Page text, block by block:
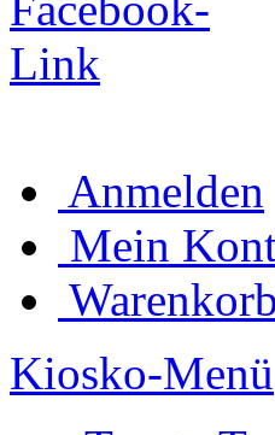
Anmelden
Mein
Kiosko-Menü